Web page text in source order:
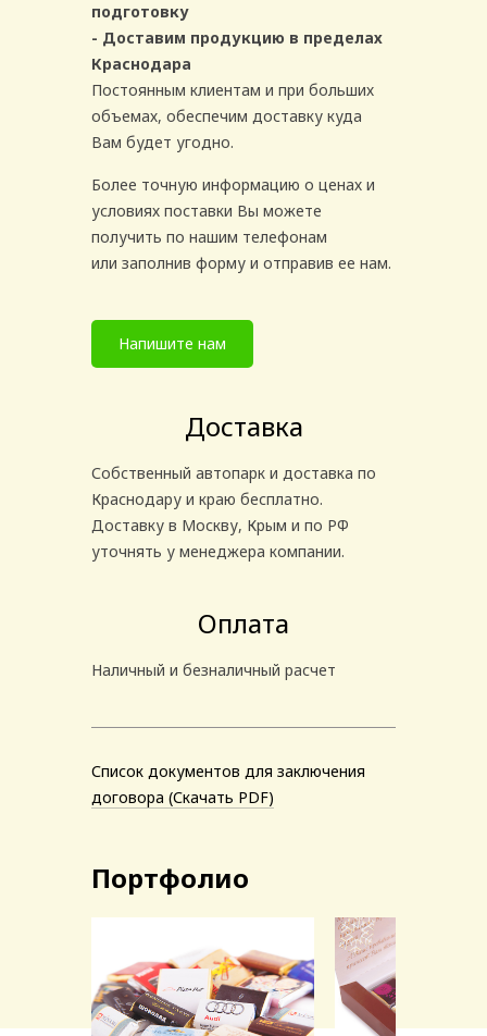
подготовку
- Доставим продукцию в пределах
Краснодара
Постоянным клиентам и при больших
объемах, обеспечим доставку куда
Вам будет угодно.
Более точную информацию о ценах и
условиях поставки Вы можете
получить по нашим телефонам
или заполнив форму и отправив ее нам.
Напишите нам
Доставка
Собственный автопарк и доставка по
Краснодару и краю бесплатно.
Доставку в Москву, Крым и по РФ
уточнять у менеджера компании.
Оплата
Наличный и безналичный расчет
Список документов для заключения
договора (Скачать PDF)
Портфолио